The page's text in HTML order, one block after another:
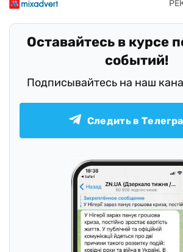
Оставайтесь в курсе
событий!
Подписывайтесь на наш
Следить в